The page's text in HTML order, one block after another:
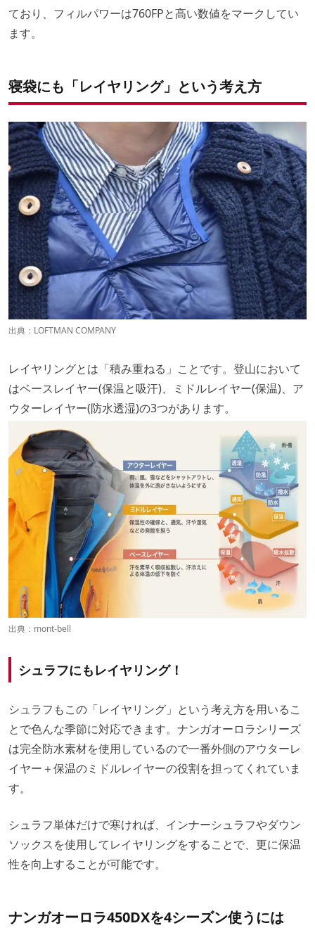
ており、フィルパワーは760FPと高い数値をマークしてい
ます。
寝袋にも「レイヤリング」という考え方
出典： LOFTMAN COMPANY
レイヤリングとは「積み重ねる」ことです。登山において
はベースレイヤー(保温と吸汗)、ミドルレイヤー(保温)、ア
ウターレイヤー(防水透湿)の3つがあります。
出典： mont-bell
シュラフにもレイヤリング！
シュラフもこの「レイヤリング」という考え方を用いるこ
とで色んな季節に対応できます。ナンガオーロラシリーズ
は完全防水素材を使用しているので一番外側のアウターレ
イヤー＋保温のミドルレイヤーの役割を担ってくれていま
す。
シュラフ単体だけで寒ければ、インナーシュラフやダウン
ソックスを使用してレイヤリングをすることで、更に保温
性を向上することが可能です。
ナンガオーロラ450DXを4シーズン使うには